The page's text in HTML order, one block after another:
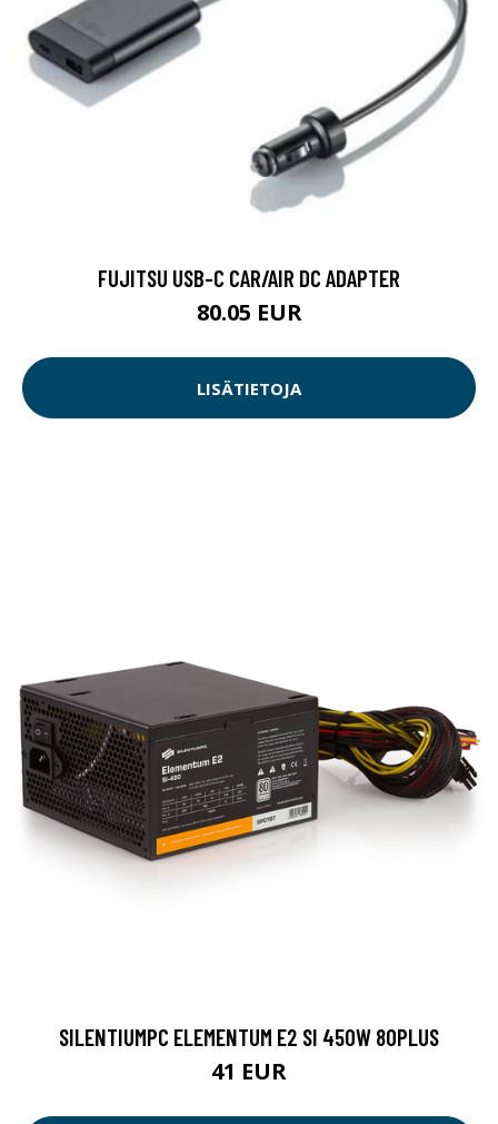
FUJITSU USB-C CAR/AIR DC ADAPTER
80.05 EUR
LISÄTIETOJA
SILENTIUMPC ELEMENTUM E2 SI 450W 80PLUS
41 EUR